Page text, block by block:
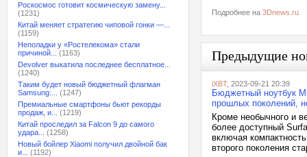
Роскосмос готовит космическую замену...
(1231)
Китай меняет стратегию чиповой гонки —...
(1159)
Неполадки у «Ростелекома» стали
причиной...
(1163)
Devolver выкатила последнее бесплатное...
(1240)
Таким будет новый бюджетный флагман
Samsung:...
(1247)
Премиальные смартфоны бьют рекорды
продаж, и...
(1219)
Китай проследил за Falcon 9 до самого
удара...
(1258)
Новый бойлер Xiaomi получил двойной бак
и...
(1192)
Подробнее на 3Dnews.ru
Предыдущие
iXBT, 2023-09-21 20:39
Бюджетный ноутбук
прошлых поколений,
Кроме необычного и
более доступный
включая
второго поколения